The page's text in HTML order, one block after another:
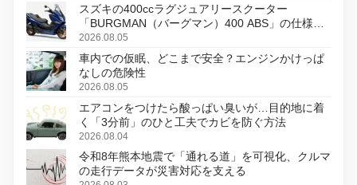
スズキの400ccラグジュアリースクーター
「BURGMAN（バーグマン）400 ABS」の仕様を
変更し、8月18日に発売
2026.08.05
車内での仮眠、どこまで安全？エンジンかけっぱ
なしの危険性
2026.08.05
エアコンをつけたら酸っぱい臭いが…目的地に着
く「3分前」のひと工夫でカビを防ぐ方法
2026.08.04
令和8年熊本地震で「通れる道」を可視化、クルマ
の走行データが災害対応を支える